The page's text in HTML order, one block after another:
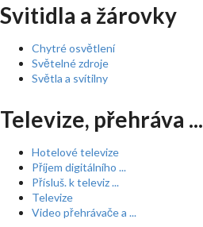
Svitidla a žárovky
Chytré osvětlení
Světelné zdroje
Světla a svítilny
Televize, přehráva ...
Hotelové televize
Příjem digitálního ...
Přísluš. k televiz ...
Televize
Video přehrávače a ...